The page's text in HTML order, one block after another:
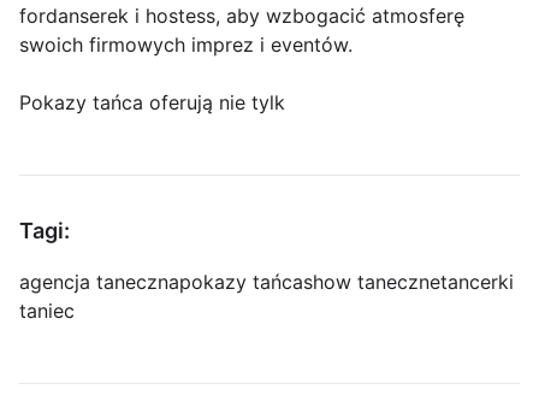
fordanserek i hostess, aby wzbogacić atmosferę
swoich firmowych imprez i eventów.
Pokazy tańca oferują nie tylk
Tagi:
agencja tanecznapokazy tańcashow tanecznetancerki
taniec